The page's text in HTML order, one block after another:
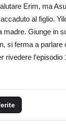
Erim, ma
al figlio.
Giunge in
si ferma a